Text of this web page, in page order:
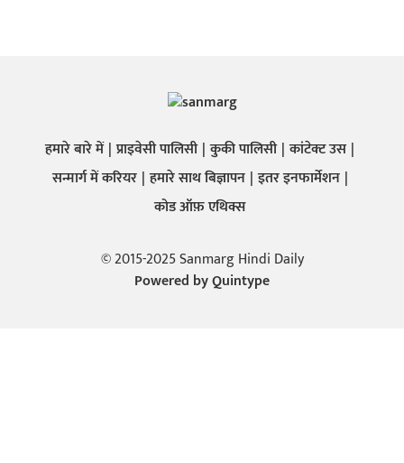
हमारे बारे में प्राइवेसी पालिसी कुकी पालिसी कांटेक्ट उस
सन्मार्ग में करियर हमारे साथ बिज्ञापन इतर इनफार्मेशन
कोड ऑफ़ एथिक्स
© 2015-2025 Sanmarg Hindi Daily
Powered byQuintype